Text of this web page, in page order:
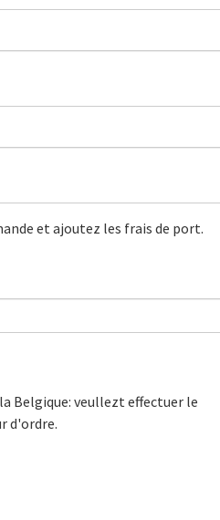
et ajoutez les frais de port.
Belgique: veullezt effectuer le
d'ordre.